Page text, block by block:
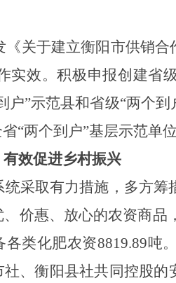
《关于建立衡阳市供销合
效。积极申报创建省
”示范县和省级“两个
“两个到户”基层示范单位
有效促进乡村振兴
统采取有力措施，多方
价惠、放心的农资商品
各类化肥农资8819.89吨
社、衡阳县社共同控股的